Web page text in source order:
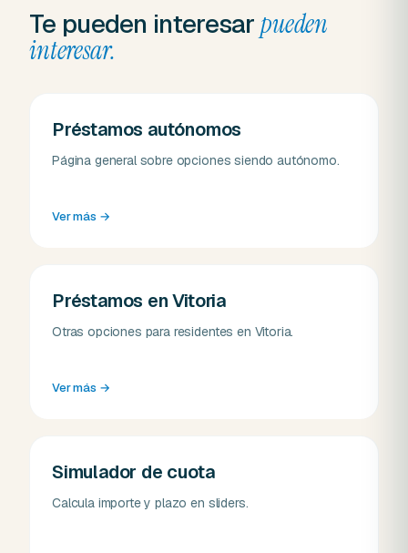
Te pueden interesarpueden
interesar.
Préstamos autónomos
Página general sobre opciones siendo autónomo.
Ver más →
Préstamos en Vitoria
Otras opciones para residentes en Vitoria.
Ver más →
Simulador de cuota
Calcula importe y plazo en sliders.